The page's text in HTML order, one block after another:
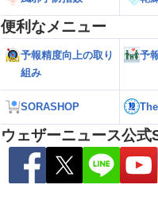
便利なメニュー
予報精度向上の取り
組み
予
SORASHOP
ウェザーニュース公式